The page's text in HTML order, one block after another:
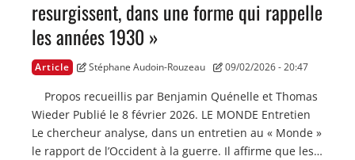
resurgissent, dans une forme qui rappelle
les années 1930 »
Article Stéphane Audoin-Rouzeau 09/02/2026 - 20:47
Propos recueillis par Benjamin Quénelle et Thomas
Wieder Publié le 8 février 2026. LE MONDE Entretien
Le chercheur analyse, dans un entretien au « Monde »
le rapport de l’Occident à la guerre. Il affirme que les…